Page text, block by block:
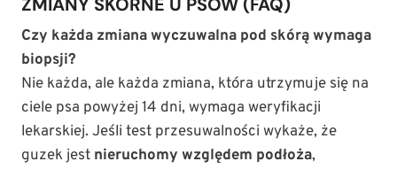
Czy każda zmiana wyczuwalna pod skórą wymaga
biopsji?
Nie każda, ale każda zmiana, która utrzymuje się na
ciele psa powyżej 14 dni, wymaga weryfikacji
lekarskiej. Jeśli test przesuwalności wykaże, że
guzek jest nieruchomy względem podłoża,